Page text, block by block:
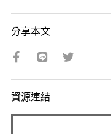
分享本文
資源連結